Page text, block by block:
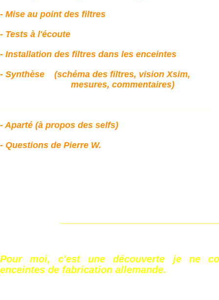
- Mise au point des filtres
- Tests à l'écoute
- Installation des filtres dans les enceintes
- Synthèse
(schéma des filtres, vision Xsim,
mesures, commentaires)
- Aparté (à propos des selfs)
- Questions de Pierre W.
Pour moi, c'est une découverte je ne
enceintes de fabrication allemande.